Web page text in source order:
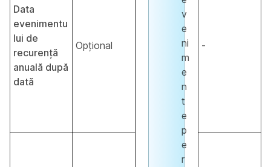
v
e
ni
m
e
n
t
e
p
e
r
Data
evenimentu
lui de
recurență
anuală după
dată
Opțional -